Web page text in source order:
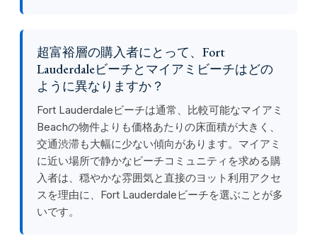
超富裕層の購入者にとって、Fort
Lauderdaleビーチとマイアミビーチはどの
ように異なりますか？
Fort Lauderdaleビーチは通常、比較可能なマイアミ
Beachの物件よりも価格あたりの床面積が大きく、
交通渋滞も大幅に少ない傾向があります。マイアミ
に近い場所で静かなビーチコミュニティを求める購
入者は、穏やかな雰囲気と直接のヨット利用アクセ
スを理由に、Fort Lauderdaleビーチを選ぶことが多
いです。